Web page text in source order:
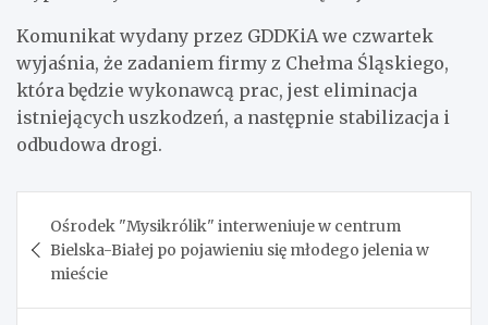
Komunikat wydany przez GDDKiA we czwartek
wyjaśnia, że zadaniem firmy z Chełma Śląskiego,
która będzie wykonawcą prac, jest eliminacja
istniejących uszkodzeń, a następnie stabilizacja i
odbudowa drogi.
wpisu
Ośrodek "Mysikrólik" interweniuje w centrum
Bielska-Białej po pojawieniu się młodego jelenia w
mieście